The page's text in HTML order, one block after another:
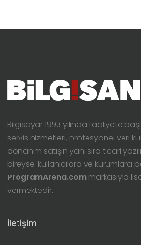
Bilgisayar 1993 yılında faaliyete
servis hizmetleri, profesyonel veri
donanım satışın yanı sıra ticari
bireysel kullanıcılara ve kurumlara
ProgramArena.com markasıyla
vermektedir.
İletişim